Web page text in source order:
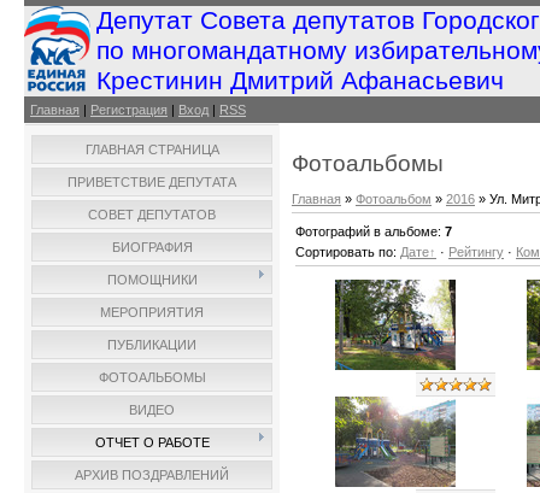
Депутат Совета депутатов
по многомандатному
Крестинин Дмитрий Афанасьевич
Главная | Регистрация | Вход | RSS
ГЛАВНАЯ СТРАНИЦА
ПРИВЕТСТВИЕ ДЕПУТАТА
СОВЕТ ДЕПУТАТОВ
БИОГРАФИЯ
ПОМОЩНИКИ
МЕРОПРИЯТИЯ
ПУБЛИКАЦИИ
ФОТОАЛЬБОМЫ
ВИДЕО
ОТЧЕТ О РАБОТЕ
АРХИВ ПОЗДРАВЛЕНИЙ
Фотоальбомы
Главная » Фотоальбом » 2016 » Ул.
Фотографий в альбоме: 7
Сортировать по: Дате · Рейтингу ·